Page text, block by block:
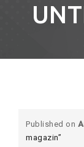
Published on
magazin”